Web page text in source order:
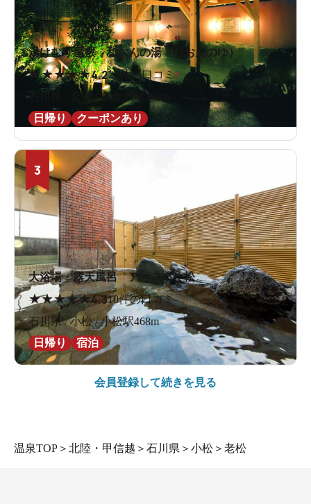
湯けむり屋敷 和おんの湯（わおんのゆ）
★★★★★4.226件の口コミ
石川県 / 金沢 / 東金沢駅394m
日帰り
クーポンあり
3
大浴場・露天風呂 アパスパ小松
★★★★★4.310件の口コミ
石川県 / 小松 / 小松駅468m
日帰り
宿泊
会員登録して続きを見る
温泉TOP ＞ 北陸・甲信越 ＞ 石川県 ＞ 小松 ＞ 老松